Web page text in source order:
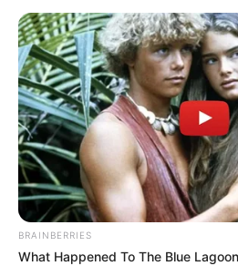
Search
All
Rezepte
BRAINBERRIES
What Happened To The Blue